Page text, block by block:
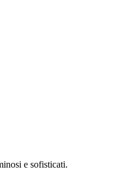
e sofisticati.